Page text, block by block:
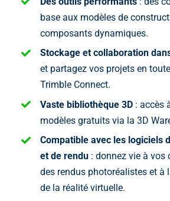
base aux modèles de
composants dynamiques.
Stockage et collaboration
et partagez vos projets en
Trimble Connect.
Vaste bibliothèque 3D : accès
modèles gratuits via la 3D
Compatible avec les logiciels
et de rendu : donnez vie à vos
des rendus photoréalistes et à
de la réalité virtuelle.